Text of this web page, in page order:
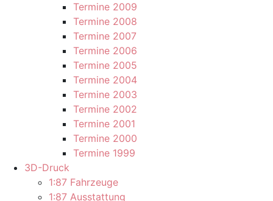
Termine 2009
Termine 2008
Termine 2007
Termine 2006
Termine 2005
Termine 2004
Termine 2003
Termine 2002
Termine 2001
Termine 2000
Termine 1999
3D-Druck
1:87 Fahrzeuge
1:87 Ausstattung